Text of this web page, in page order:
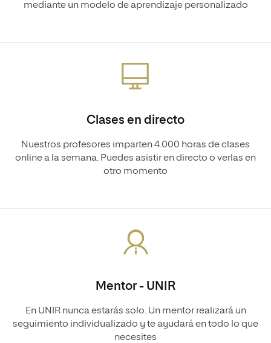
mediante un modelo de aprendizaje personalizado
Clases en directo
Nuestros profesores imparten 4.000 horas de clases
online a la semana. Puedes asistir en directo o verlas en
otro momento
Mentor - UNIR
En UNIR nunca estarás solo. Un mentor realizará un
seguimiento individualizado y te ayudará en todo lo que
necesites